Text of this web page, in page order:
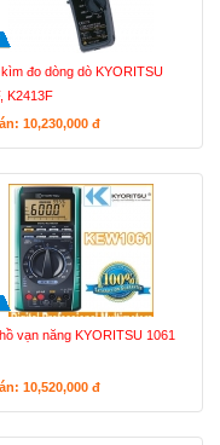
đo dòng dò KYORITSU
K2413F
10,230,000 đ
vạn năng KYORITSU 1061
10,520,000 đ